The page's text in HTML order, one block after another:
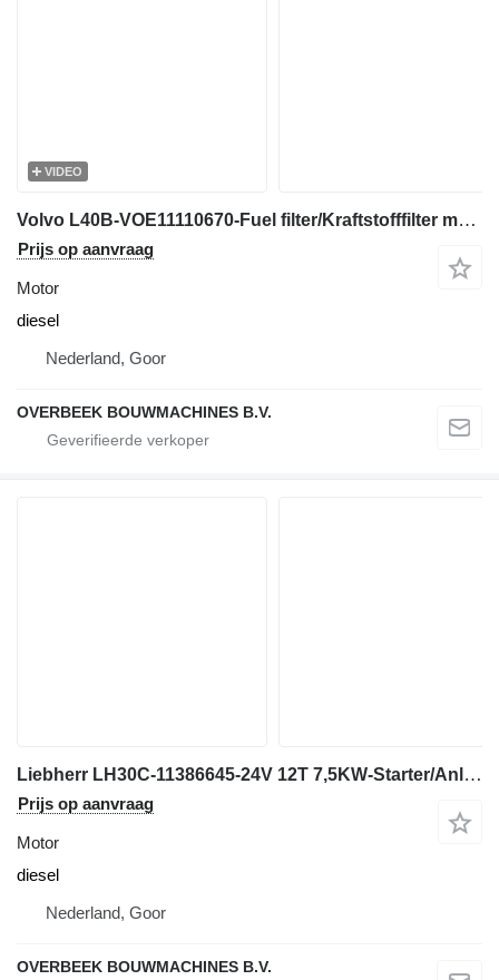
VIDEO
Volvo L40B-VOE11110670-Fuel filter/Kraftstofffilter motor
Prijs op aanvraag
Motor
diesel
Nederland, Goor
OVERBEEK BOUWMACHINES B.V.
Liebherr LH30C-11386645-24V 12T 7,5KW-Starter/Anlasser motor
Prijs op aanvraag
Motor
diesel
Nederland, Goor
OVERBEEK BOUWMACHINES B.V.